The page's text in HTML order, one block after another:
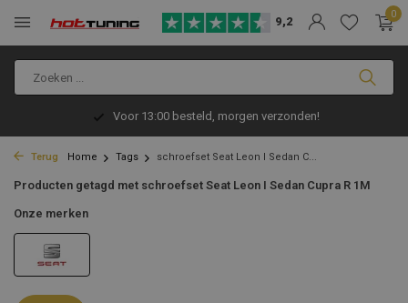
9,2
0
Voor 13:00 besteld, morgen verzonden!
Terug Home Tags schroefset Seat Leon I Sedan C...
Producten getagd met schroefset Seat Leon I Sedan Cupra R 1M
Onze merken